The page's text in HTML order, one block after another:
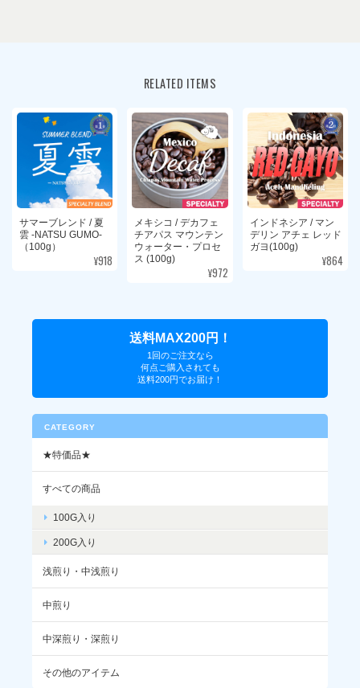
とてもフルーティーで何杯でもいけちゃう感じで美味しくいただ
気に入っていただけてよかったです！こ
ちらはすでに終売となりましたが、同じ
くフルーティな浅煎りではエチオピア シ
ャンタウェネ、コロンビア エルパライソ
ライチなども扱っておりますので、よろ
しければぜひお試しください。
2026/07/30
奇をてらわず、シーンを選ばないコーヒ
お口に合ったようで安心いたしました。
もはや生活必需品ローリングストックしています😽
RELATED ITEMS
サマーブレンド / 夏
雲 -NATSU GUMO-
（100g）
¥918
メキシコ / デカフェ
チアパス マウンテン
ウォーター・プロセ
ス (100g)
¥972
インドネシア / マン
デリン アチェ レッド
ガヨ(100g)
¥864
送料MAX200円！
1回のご注文なら
何点ご購入されても
送料200円でお届け！
CATEGORY
★特価品★
すべての商品
100G入り
200G入り
浅煎り・中浅煎り
中煎り
中深煎り・深煎り
その他のアイテム